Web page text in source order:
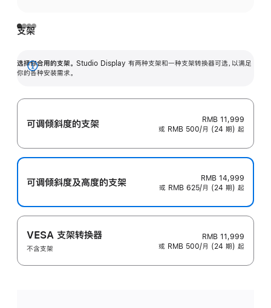
支架
选择你合用的支架。 Studio Display 有两种支架和一种支架转换器可选，以满足
你的各种安装需求。
展
可调倾斜度的支架
RMB 11,999
或 RMB 500/月 (24 期) 起
可调倾斜度及高‍度的支‍架
RMB 14,999
或 RMB 625/月 (24 期) 起
VESA 支架转换器
不含支架
RMB 11,999
或 RMB 500/月 (24 期) 起